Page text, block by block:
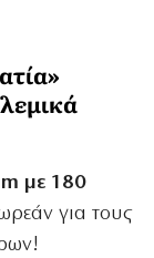
με 180
για τους